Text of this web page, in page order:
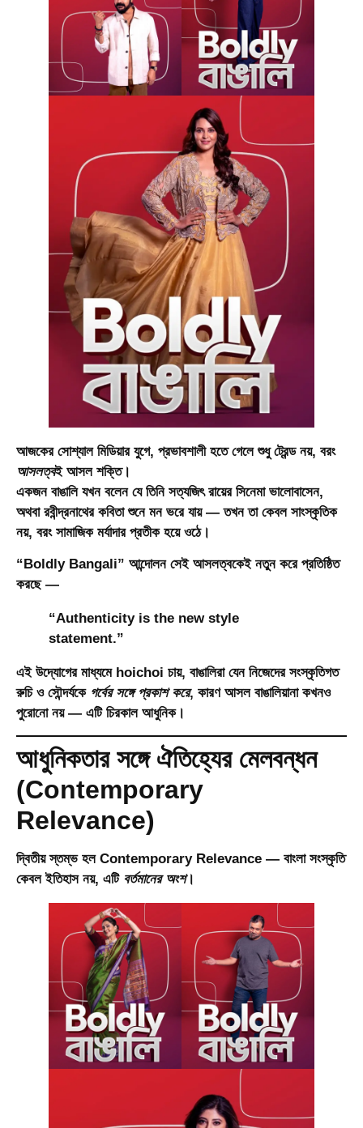
আজকের সোশ্যাল মিডিয়ার যুগে, প্রভাবশালী হতে গেলে শুধু ট্রেন্ড নয়, বরং
আসলত্বই আসল শক্তি।
একজন বাঙালি যখন বলেন যে তিনি সত্যজিৎ রায়ের সিনেমা ভালোবাসেন,
অথবা রবীন্দ্রনাথের কবিতা শুনে মন ভরে যায় — তখন তা কেবল সাংস্কৃতিক
নয়, বরং সামাজিক মর্যাদার প্রতীক হয়ে ওঠে।
“ Boldly Bangali” আন্দোলন সেই আসলত্বকেই নতুন করে প্রতিষ্ঠিত
করছে —
“Authenticity is the new style
statement.”
এই উদ্যোগের মাধ্যমে hoichoi চায়, বাঙালিরা যেন নিজেদের সংস্কৃতিগত
রুচি ও সৌন্দর্যকে গর্বের সঙ্গে প্রকাশ করে, কারণ আসল বাঙালিয়ানা কখনও
পুরোনো নয় — এটি চিরকাল আধুনিক।
আধুনিকতার সঙ্গে ঐতিহ্যের মেলবন্ধন
(Contemporary
Relevance)
দ্বিতীয় স্তম্ভ হল Contemporary Relevance — বাংলা সংস্কৃতি
কেবল ইতিহাস নয়, এটি বর্তমানের অংশ।